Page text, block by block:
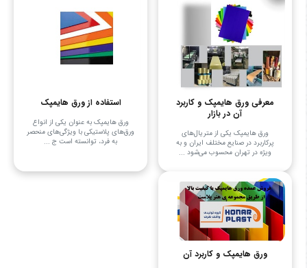
معرفی ورق هایمپک و کاربرد
آن در بازار
ورق هایمپک یکی از متریال‌های
پرکاربرد در صنایع مختلف ایران و به
ویژه در تهران محسوب می‌شود ...
استفاده از ورق هایمپک
ورق هایمپک به عنوان یکی از انواع
ورق‌های پلاستیکی با ویژگی‌های منحصر
به فرد، توانسته است ج ...
ورق هایمپک و کاربرد آن